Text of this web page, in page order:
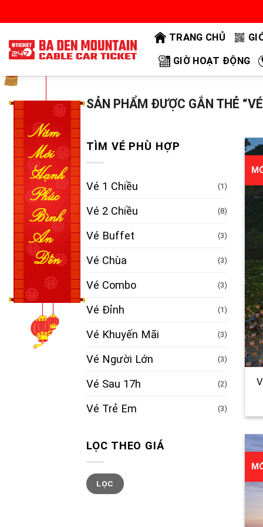
qua
nội
dung
TRANG CHỦ
GIỜ HOẠT ĐỘNG
SẢN PHẨM ĐƯỢC GẮN THẺ
TÌM VÉ PHÙ HỢP
Vé 1 Chiều (1)
Vé 2 Chiều (8)
Vé Buffet (3)
Vé Chùa (3)
Vé Combo (3)
Vé Đỉnh (1)
Vé Khuyến Mãi (3)
Vé Người Lớn (3)
Vé Sau 17h (2)
Vé Trẻ Em (3)
LỌC THEO GIÁ
Giá
tối
thiểu
Giá
tối
đa
LỌC